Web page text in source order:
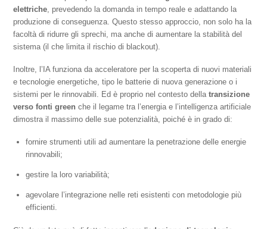
elettriche , prevedendo la domanda in tempo reale e adattando la
produzione di conseguenza. Questo stesso approccio, non solo ha la
facoltà di ridurre gli sprechi, ma anche di aumentare la stabilità del
sistema (il che limita il rischio di blackout).
Inoltre, l’IA funziona da acceleratore per la scoperta di nuovi materiali
e tecnologie energetiche, tipo le batterie di nuova generazione o i
sistemi per le rinnovabili. Ed è proprio nel contesto dellatransizione
verso fonti green che il legame tra l’energia e l’intelligenza artificiale
dimostra il massimo delle sue potenzialità, poiché è in grado di:
fornire strumenti utili ad aumentare la penetrazione delle energie
rinnovabili;
gestire la loro variabilità;
agevolare l’integrazione nelle reti esistenti con metodologie più
efficienti.